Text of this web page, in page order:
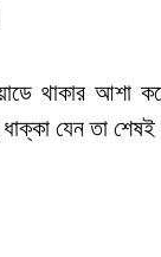
থাকার আশা
যেন তা শেষই